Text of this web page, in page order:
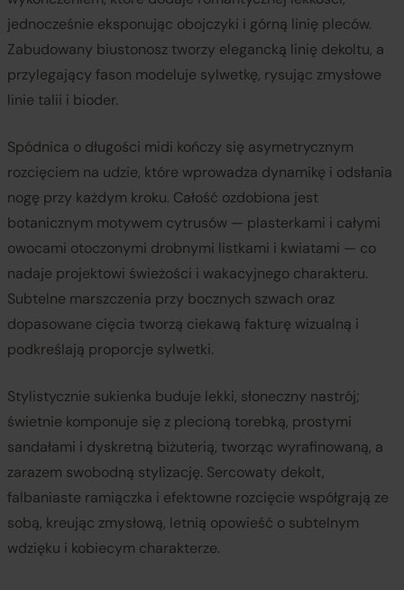
jednocześnie eksponując obojczyki i górną linię pleców.
Zabudowany biustonosz tworzy elegancką linię dekoltu, a
przylegający fason modeluje sylwetkę, rysując zmysłowe
linie talii i bioder.
Spódnica o długości midi kończy się asymetrycznym
rozcięciem na udzie, które wprowadza dynamikę i odsłania
nogę przy każdym kroku. Całość ozdobiona jest
botanicznym motywem cytrusów — plasterkami i całymi
owocami otoczonymi drobnymi listkami i kwiatami — co
nadaje projektowi świeżości i wakacyjnego charakteru.
Subtelne marszczenia przy bocznych szwach oraz
dopasowane cięcia tworzą ciekawą fakturę wizualną i
podkreślają proporcje sylwetki.
Stylistycznie sukienka buduje lekki, słoneczny nastrój;
świetnie komponuje się z plecioną torebką, prostymi
sandałami i dyskretną biżuterią, tworząc wyrafinowaną, a
zarazem swobodną stylizację. Sercowaty dekolt,
falbaniaste ramiączka i efektowne rozcięcie współgrają ze
sobą, kreując zmysłową, letnią opowieść o subtelnym
wdzięku i kobiecym charakterze.